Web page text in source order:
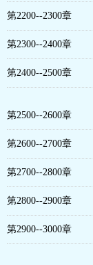
第2200--2300章
第2300--2400章
第2400--2500章
第2500--2600章
第2600--2700章
第2700--2800章
第2800--2900章
第2900--3000章